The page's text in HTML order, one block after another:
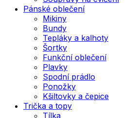
Pánské oblečení
Mikiny
Bundy
Tepláky a kalhoty
Šortky
Funkční oblečení
Plavky
Spodní prádlo
Ponožky
Kšiltovky a čepice
Trička a topy
Tílka